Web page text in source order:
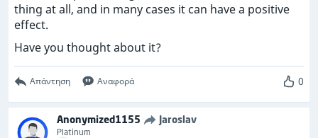
thing at all, and in many cases it can have a positive
effect.
Have you thought about it?
Απάντηση Αναφορά 0
Anonymized1155 Jaroslav
Platinum